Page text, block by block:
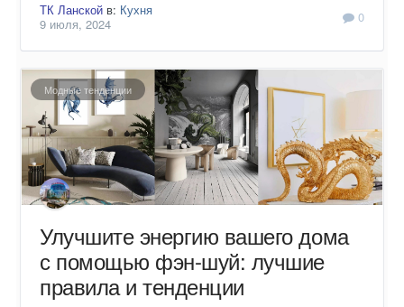
ТК Ланской в: Кухня
9 июля, 2024
0
Модные тенденции
Улучшите энергию вашего дома
с помощью фэн-шуй: лучшие
правила и тенденции